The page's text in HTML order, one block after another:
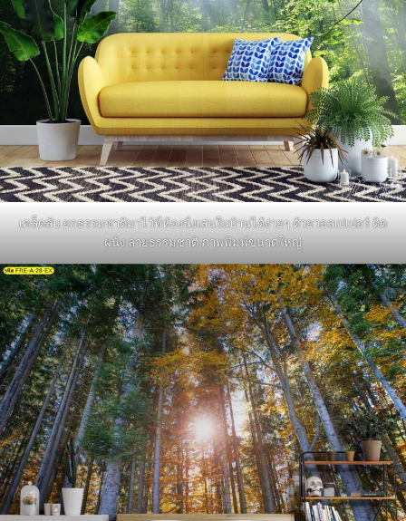
เคล็ดลับ ยกธรรมชาติมาไว้ที่ห้องนั่งเล่นในบ้านได้ง่ายๆ ด้วยวอลเปเปอร์ ติด
ผนัง ลายธรรมชาติ ภาพพิมพ์ขนาดใหญ่